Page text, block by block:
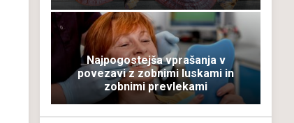
Najpogostejša vprašanja v
povezavi z zobnimi luskami in
zobnimi prevlekami